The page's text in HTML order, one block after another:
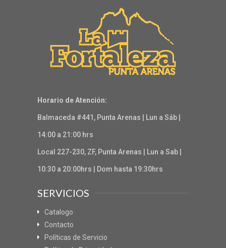
Horario de Atención:
Balmaceda #441, Punta Arenas | Lun a Sáb |
14:00 a 21:00 hrs
Local 227-230, ZF, Punta Arenas | Lun a Sab |
10:30 a 20:00hrs | Dom hasta 19:30hrs
SERVICIOS
Catalogo
Contacto
Políticas de Servicio